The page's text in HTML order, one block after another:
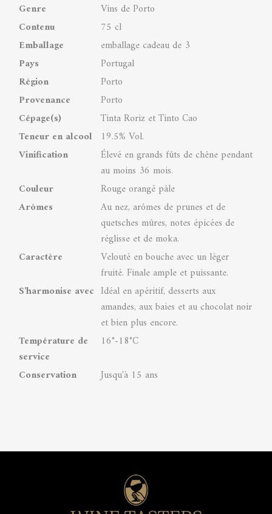
Genre
Vins de Porto
Contenu
75 cl
Emballage
emballage cadeau de 3
Pays
Portugal
Région
Porto
Provenance
Porto
Cépage(s)
Tinta Roriz et Tinto Cao
Teneur en alcool
19.5% Vol.
Vinification
Élevé en grands fûts de chêne pendant
au moins 36 mois.
Couleur
Rouge orangé pâle
Arômes
Au nez, arômes de prunes et de
quetsches mûres, notes épicées de
réglisse et de moka.
Caractère
Velouté en bouche avec un léger
fruité. Finale ample et puissante.
S'harmonise avec Idéal en apéritif, desserts aux
amandes, aux baies et au chocolat noir
et bien plus encore.
Température de
service
16°-18°C
Conservation
Jusqu'à 15 ans